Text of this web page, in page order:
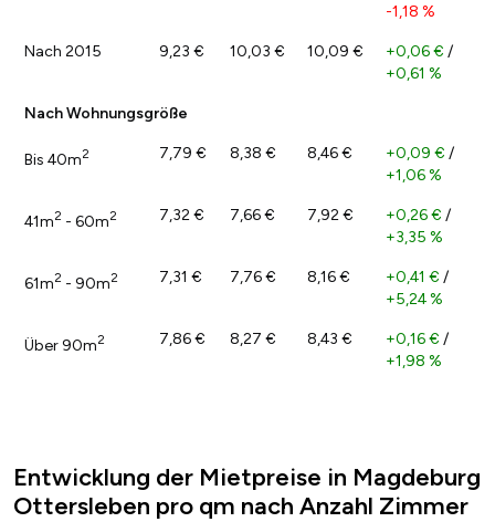
-1,18 %
Nach 2015 9,23 € 10,03 € 10,09 € +0,06 € /
+0,61 %
Nach Wohnungsgröße
Bis 40m2 7,79 € 8,38 € 8,46 € +0,09 € /
+1,06 %
41m2 - 60m2 7,32 € 7,66 € 7,92 € +0,26 € /
+3,35 %
61m2 - 90m2 7,31 € 7,76 € 8,16 € +0,41 € /
+5,24 %
Über 90m2 7,86 € 8,27 € 8,43 € +0,16 € /
+1,98 %
Entwicklung der Mietpreise in Magdeburg
Ottersleben pro qm nach Anzahl Zimmer